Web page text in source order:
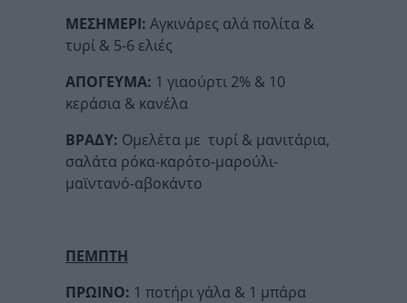
ΜΕΣΗΜΕΡΙ: Αγκινάρες αλά πολίτα &
τυρί & 5-6 ελιές
ΑΠΟΓΕΥΜΑ: 1 γιαούρτι 2% & 10
κεράσια & κανέλα
ΒΡΑΔΥ: Ομελέτα με τυρί & μανιτάρια,
σαλάτα ρόκα-καρότο-μαρούλι-
μαϊντανό-αβοκάντο
ΠΕΜΠΤΗ
ΠΡΩΙΝΟ: 1 ποτήρι γάλα & 1 μπάρα